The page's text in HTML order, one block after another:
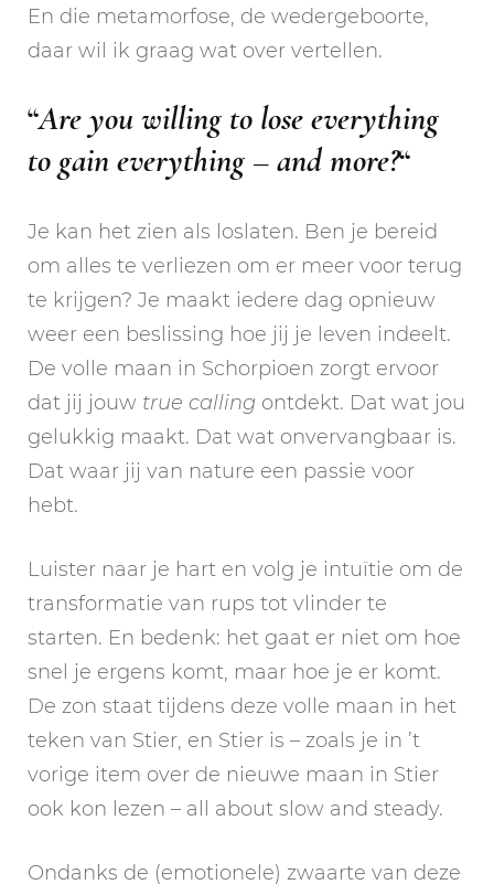
En die metamorfose, de wedergeboorte,
daar wil ik graag wat over vertellen.
“Are you willing to lose everything
to gain everything – and more?“
Je kan het zien als loslaten. Ben je bereid
om alles te verliezen om er meer voor terug
te krijgen? Je maakt iedere dag opnieuw
weer een beslissing hoe jij je leven indeelt.
De volle maan in Schorpioen zorgt ervoor
dat jij jouw true calling ontdekt. Dat wat jou
gelukkig maakt. Dat wat onvervangbaar is.
Dat waar jij van nature een passie voor
hebt.
Luister naar je hart en volg je intuïtie om de
transformatie van rups tot vlinder te
starten. En bedenk: het gaat er niet om hoe
snel je ergens komt, maar hoe je er komt.
De zon staat tijdens deze volle maan in het
teken van Stier, en Stier is – zoals je in ’t
vorige item over de nieuwe maan in Stier
ook kon lezen – all about slow and steady.
Ondanks de (emotionele) zwaarte van deze